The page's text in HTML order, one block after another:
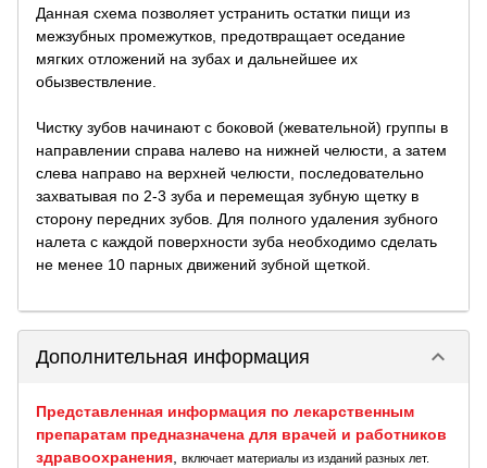
Данная схема позволяет устранить остатки пищи из
межзубных промежутков, предотвращает оседание
мягких отложений на зубах и дальнейшее их
обызвествление.
Чистку зубов начинают с боковой (жевательной) группы в
направлении справа налево на нижней челюсти, а затем
слева направо на верхней челюсти, последовательно
захватывая по 2-3 зуба и перемещая зубную щетку в
сторону передних зубов. Для полного удаления зубного
налета с каждой поверхности зуба необходимо сделать
не менее 10 парных движений зубной щеткой.
Дополнительная информация keyboard_arrow_down
Представленная информация по лекарственным
препаратам предназначена для врачей и работников
здравоохранения
включает материалы из изданий разных лет.